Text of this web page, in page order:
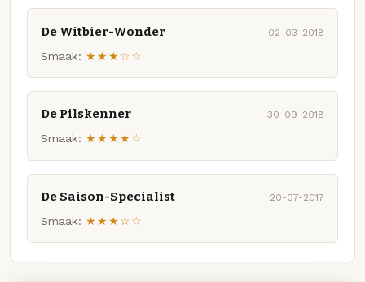
De Witbier-Wonder 02-03-2018
Smaak: ★★★☆☆
De Pilskenner 30-09-2018
Smaak: ★★★★☆
De Saison-Specialist 20-07-2017
Smaak: ★★★☆☆